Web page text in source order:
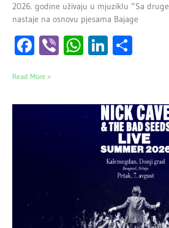
2026. godine uživaju u mjuziklu “Sa
nastaje na osnovu pjesama Bajage
Facebook
ViberWhatsApp
LinkedIn
Read More »